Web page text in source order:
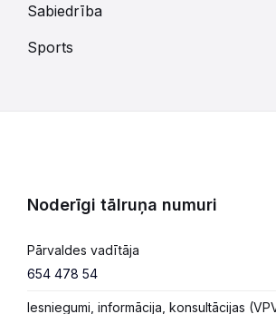
Sabiedrība
Sports
Noderīgi tālruņa numuri
Pārvaldes vadītāja
654 478 54
Iesniegumi, informācija, konsultācijas